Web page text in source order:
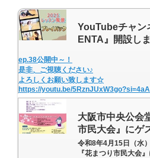
YouTubeチャン
ENTA』開設し
ep.38公開中～！
是非、ご視聴ください♪
よろしくお願い致します☆
https://youtu.be/
大阪市中央公会
市民大会』にゲ
令和8年4月15日（水
『花まつり市民大会』にゲス